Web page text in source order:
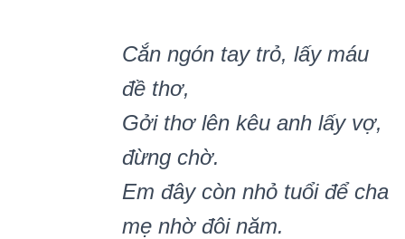
Cắn ngón tay trỏ, lấy máu
đề thơ,
Gởi thơ lên kêu anh lấy vợ,
đừng chờ.
Em đây còn nhỏ tuổi để cha
mẹ nhờ đôi năm.